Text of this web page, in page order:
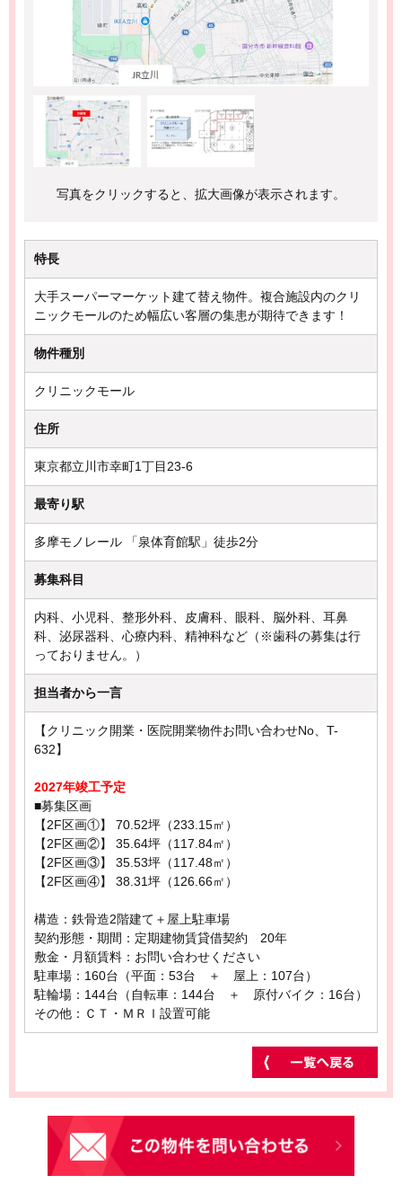
写真をクリックすると、拡大画像が表示されます。
特長
大手スーパーマーケット建て替え物件。複合施設内のクリ
ニックモールのため幅広い客層の集患が期待できます！
物件種別
クリニックモール
住所
東京都立川市幸町1丁目23-6
最寄り駅
多摩モノレール 「泉体育館駅」徒歩2分
募集科目
内科、小児科、整形外科、皮膚科、眼科、脳外科、耳鼻
科、泌尿器科、心療内科、精神科など（※歯科の募集は行
っておりません。）
担当者から一言
【クリニック開業・医院開業物件お問い合わせNo、T-
632】
2027年竣工予定
■募集区画
【2F区画①】 70.52坪（233.15㎡）
【2F区画②】 35.64坪（117.84㎡）
【2F区画③】 35.53坪（117.48㎡）
【2F区画④】 38.31坪（126.66㎡）
構造：鉄骨造2階建て＋屋上駐車場
契約形態・期間：定期建物賃貸借契約 20年
敷金・月額賃料：お問い合わせください
駐車場：160台（平面：53台 ＋ 屋上：107台）
駐輪場：144台（自転車：144台 ＋ 原付バイク：16台）
その他：ＣＴ・ＭＲＩ設置可能